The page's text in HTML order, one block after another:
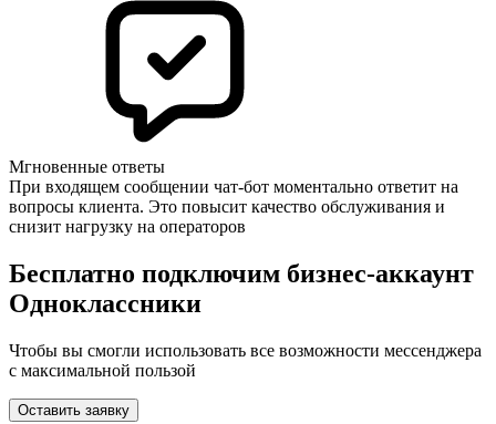
Мгновенные ответы
При входящем сообщении чат-бот моментально ответит на
вопросы клиента. Это повысит качество обслуживания и
снизит нагрузку на операторов
Бесплатно подключим бизнес-аккаунт
Одноклассники
Чтобы вы смогли использовать все возможности мессенджера
с максимальной пользой
Оставить заявку